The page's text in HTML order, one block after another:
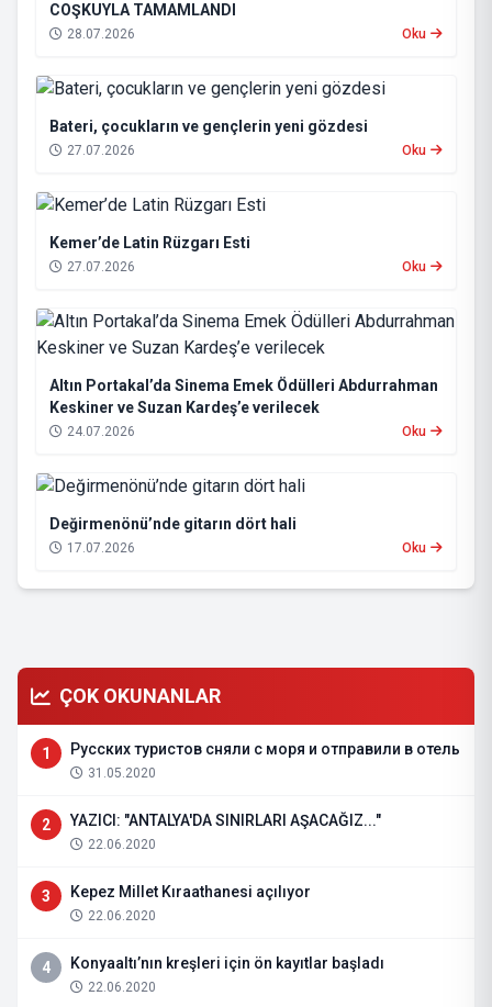
COŞKUYLA TAMAMLANDI
28.07.2026 Oku
Bateri, çocukların ve gençlerin yeni gözdesi
27.07.2026 Oku
Kemer’de Latin Rüzgarı Esti
27.07.2026 Oku
Altın Portakal’da Sinema Emek Ödülleri Abdurrahman
Keskiner ve Suzan Kardeş’e verilecek
24.07.2026 Oku
Değirmenönü’nde gitarın dört hali
17.07.2026 Oku
ÇOK OKUNANLAR
1 Русских туристов сняли с моря и отправили в отель
31.05.2020
2 YAZICI: "ANTALYA'DA SINIRLARI AŞACAĞIZ..."
22.06.2020
3 Kepez Millet Kıraathanesi açılıyor
22.06.2020
4 Konyaaltı’nın kreşleri için ön kayıtlar başladı
22.06.2020